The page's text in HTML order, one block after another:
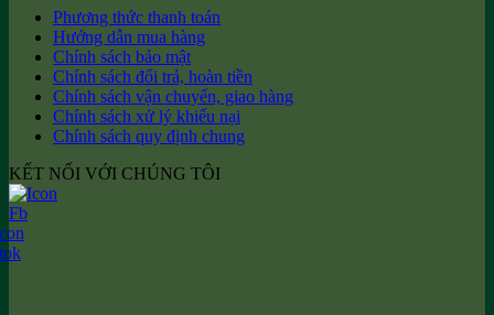
Phương thức thanh toán
Hướng dẫn mua hàng
Chính sách bảo mật
Chính sách đổi trả, hoàn tiền
Chính sách vận chuyển, giao hàng
Chính sách xử lý khiếu nại
Chính sách quy định chung
KẾT NỐI VỚI CHÚNG TÔI